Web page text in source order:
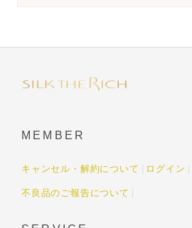
MEMBER
キャンセル・解約について ログイン
不良品のご報告について